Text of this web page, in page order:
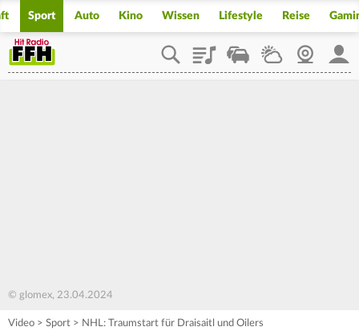
Sport Auto Kino Wissen Lifestyle Reise
PlaylistStaupilotWetterWebcam
© glomex, 23.04.2024
Video > Sport > NHL: Traumstart für Draisaitl und Oilers